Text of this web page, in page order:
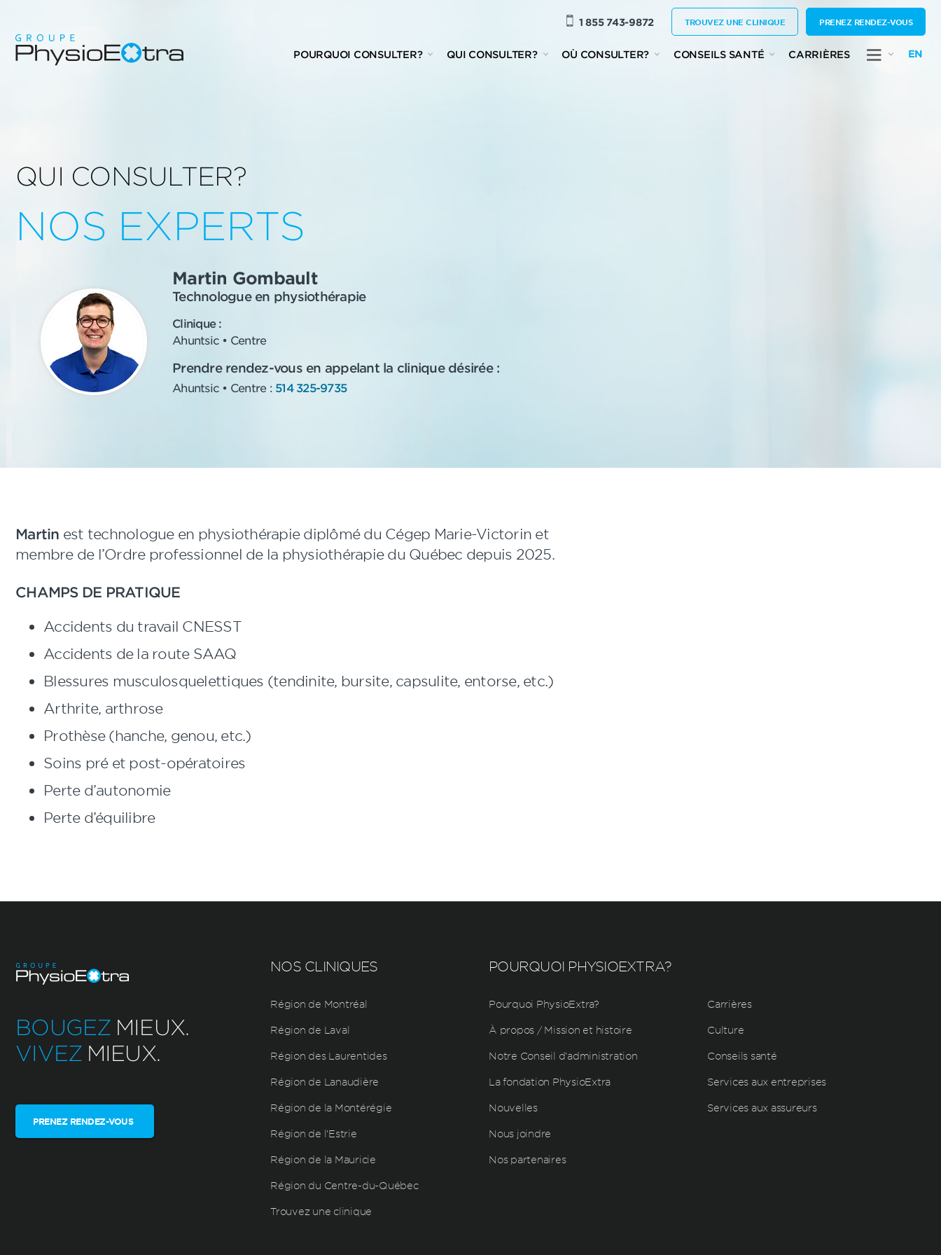
1 855 743-9872 TROUVEZ UNE CLINIQUE PRENEZ RENDEZ-VOUS
POURQUOI CONSULTER? QUI CONSULTER? OÙ CONSULTER? CONSEILS SANTÉ CARRIÈRES EN
QUI CONSULTER?
NOS EXPERTS
Martin Gombault
Technologue en physiothérapie
Clinique :
Ahuntsic • Centre
Prendre rendez-vous en appelant la clinique désirée :
Ahuntsic • Centre : 514 325-9735
Martin est technologue en physiothérapie diplômé du Cégep Marie-Victorin et
membre de l’Ordre professionnel de la physiothérapie du Québec depuis 2025.
CHAMPS DE PRATIQUE
Accidents du travail CNESST
Accidents de la route SAAQ
Blessures musculosquelettiques (tendinite, bursite, capsulite, entorse, etc.)
Arthrite, arthrose
Prothèse (hanche, genou, etc.)
Soins pré et post-opératoires
Perte d’autonomie
Perte d’équilibre
BOUGEZ MIEUX.
VIVEZ MIEUX.
PRENEZ RENDEZ-VOUS
NOS CLINIQUES
Région de Montréal
Région de Laval
Région des Laurentides
Région de Lanaudière
Région de la Montérégie
Région de l’Estrie
Région de la Mauricie
Région du Centre-du-Québec
Trouvez une clinique
POURQUOI PHYSIOEXTRA?
Pourquoi PhysioExtra?
À propos / Mission et histoire
Notre Conseil d’administration
La fondation PhysioExtra
Nouvelles
Nous joindre
Nos partenaires
Carrières
Culture
Conseils santé
Services aux entreprises
Services aux assureurs